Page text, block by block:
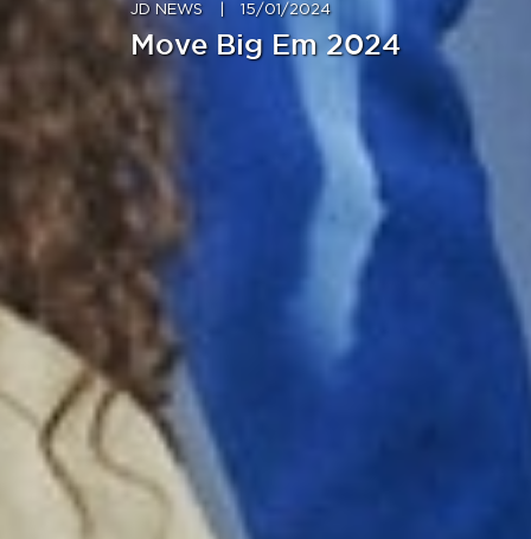
JD NEWS 15/01/2024
Move Big Em 2024